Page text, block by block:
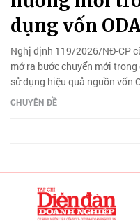
dụng vốn
Nghị định 119/2026/NĐ-CP
mở ra bước chuyển mới
sử dụng hiệu quả nguồn vốn
CHUYÊN ĐỀ